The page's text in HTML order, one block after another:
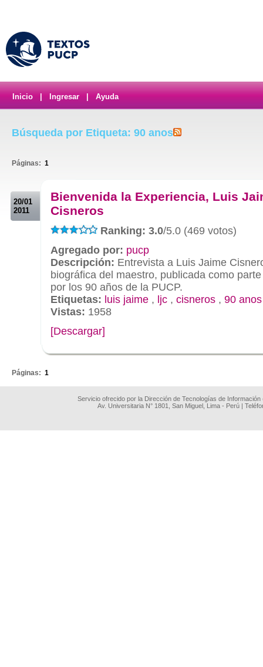
Inicio Ingresar Ayuda
Búsqueda por Etiqueta: 90 anos
Páginas: 1
20/01
2011
Bienvenida la Experiencia, Luis
Cisneros
Ranking: 3.0/5.0 (469 votos)
Agregado por: pucp
Descripción: Entrevista a Luis Jaime
biográfica del maestro, publicada como
por los 90 años de la PUCP.
Etiquetas: luis jaime , ljc , cisneros , 90 anos
Vistas: 1958
[Descargar]
Páginas: 1
Servicio ofrecido por la Dirección de Tecnologías de
Av. Universitaria N° 1801, San Miguel, Lima - Perú |